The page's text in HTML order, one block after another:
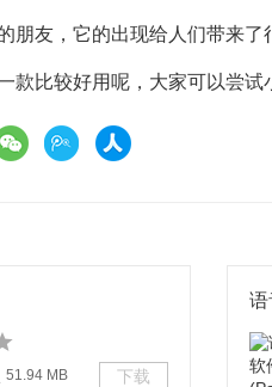
朋友，它的出现给人们带来
款比较好用呢，大家可以尝试
51.94 MB
下载